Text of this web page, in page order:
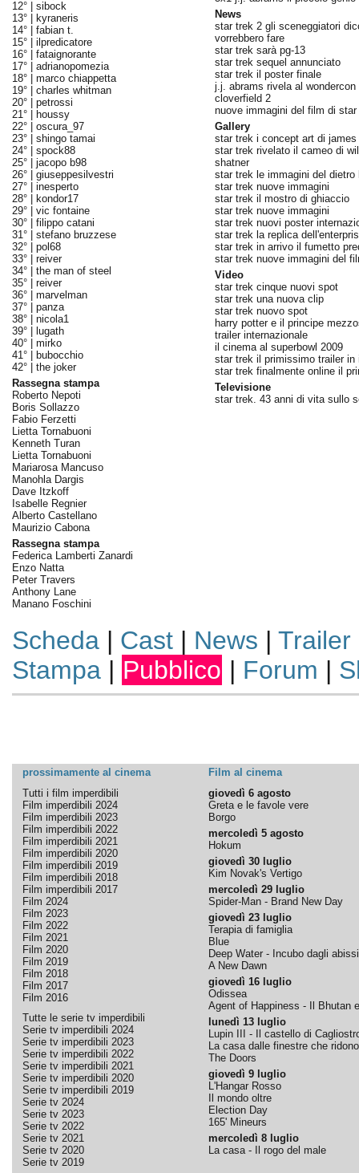
12° | sibock
13° |
kyraneris
14° | fabian t.
15° | ilpredicatore
16° | fataignorante
17° | adrianopomezia
18° | marco chiappetta
19° | charles whitman
20° | petrossi
21° |
houssy
22° | oscura_97
23° | shingo tamai
24° | spock88
25° | jacopo b98
26° | giuseppesilvestri
27° | inesperto
28° |
kondor17
29° | vic fontaine
30° | filippo catani
31° | stefano bruzzese
32° | pol68
33° | reiver
34° | the man of steel
35° | reiver
36° | marvelman
37° | panza
38° | nicola1
39° |
lugath
40° | mirko
41° |
bubocchio
42° | the joker
Rassegna stampa
Roberto Nepoti
Boris Sollazzo
Fabio Ferzetti
Lietta Tornabuoni
Kenneth Turan
Lietta Tornabuoni
Mariarosa Mancuso
Manohla Dargis
Dave Itzkoff
Isabelle Regnier
Alberto Castellano
Maurizio Cabona
Rassegna stampa
Federica Lamberti Zanardi
Enzo Natta
Peter Travers
Anthony Lane
Manano Foschini
News
star trek 2 gli sceneggiatori
vorrebbero fare
star trek sarà pg-13
star trek sequel annunciato
star trek il poster finale
j.j. abrams rivela al wondercon
cloverfield 2
nuove immagini del film di star
Gallery
star trek i concept art di james
star trek rivelato il cameo di
shatner
star trek le immagini del dietro
star trek nuove immagini
star trek il mostro di ghiaccio
star trek nuove immagini
star trek nuovi poster
star trek la replica
star trek in arrivo il fumetto
star trek nuove immagini del
Video
star trek cinque nuovi spot
star trek una nuova clip
star trek nuovo spot
harry potter e il principe
trailer internazionale
il cinema al superbowl 2009
star trek il primissimo trailer in
star trek finalmente online il
Televisione
star trek. 43 anni di vita sullo
Scheda| Cast| News | Trailer
Stampa| Pubblico | Forum |
prossimamente al cinema
Film al cinema
Tutti i film imperdibili
Film imperdibili 2024
Film imperdibili 2023
Film imperdibili 2022
Film imperdibili 2021
Film imperdibili 2020
Film imperdibili 2019
Film imperdibili 2018
Film imperdibili 2017
Film 2024
Film 2023
Film 2022
Film 2021
Film 2020
Film 2019
Film 2018
Film 2017
Film 2016
Tutte le serie tv imperdibili
Serie tv imperdibili 2024
Serie tv imperdibili 2023
Serie tv imperdibili 2022
Serie tv imperdibili 2021
Serie tv imperdibili 2020
Serie tv imperdibili 2019
Serie tv 2024
Serie tv 2023
Serie tv 2022
Serie tv 2021
Serie tv 2020
Serie tv 2019
giovedì 6 agosto
Greta e le favole vere
Borgo
mercoledì 5 agosto
Hokum
giovedì 30 luglio
Kim Novak's Vertigo
mercoledì 29 luglio
Spider-Man - Brand New Day
giovedì 23 luglio
Terapia di famiglia
Blue
Deep Water - Incubo dagli abissi
A New Dawn
giovedì 16 luglio
Odissea
Agent of Happiness - Il Bhutan
lunedì 13 luglio
Lupin III - Il castello di
La casa dalle finestre che ridono
The Doors
giovedì 9 luglio
L'Hangar Rosso
Il mondo oltre
Election Day
165' Mineurs
mercoledì 8 luglio
La casa - Il rogo del male